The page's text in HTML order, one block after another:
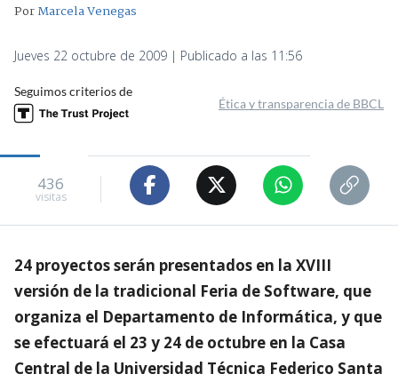
PorMarcela Venegas
Jueves 22 octubre de 2009 | Publicado a las 11:56
Seguimos criterios de
Ética y transparencia de BBCL
436
visitas
24 proyectos serán presentados en la XVIII
versión de la tradicional Feria de Software, que
organiza el Departamento de Informática, y que
se efectuará el 23 y 24 de octubre en la Casa
Central de la Universidad Técnica Federico Santa